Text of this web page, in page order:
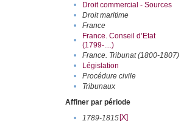
• Droit commercial - Sources
•
Droit maritime
•
France
•
France. Conseil d’Etat
(1799-....)
• France. Tribunat (1800-1807)
•
Législation
•
Procédure civile
•
Tribunaux
Affiner par période
•
1789-1815[X]